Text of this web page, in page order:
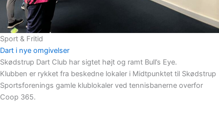
Sport & Fritid
Dart i nye omgivelser
Skødstrup Dart Club har sigtet højt og ramt Bull’s Eye.
Klubben er rykket fra beskedne lokaler i Midtpunktet til Skødstrup
Sportsforenings gamle klublokaler ved tennisbanerne overfor
Coop 365.